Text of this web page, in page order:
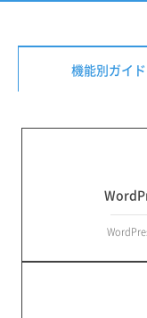
機能別ガイド